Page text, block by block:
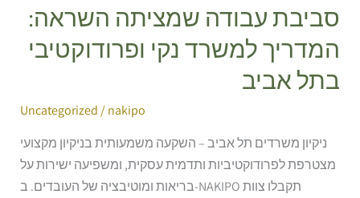
סביבת עבודה שמציתה השראה:
המדריך למשרד נקי ופרודוקטיבי
בתל אביב
Uncategorized /nakipo
ניקיון משרדים תל אביב – השקעה משמעותית בניקיון מקצועי
מצטרפת לפרודוקטיביות ותדמית עסקית, ומשפיעה ישירות על
בריאות ומוטיבציה של העובדים. ב-NAKIPO תקבלו צוות
אביב